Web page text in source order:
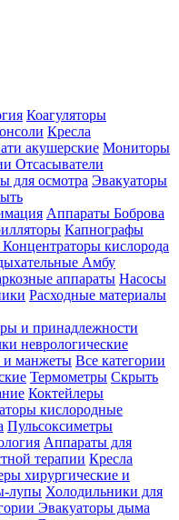
Коагуляторы
Кресла
акушерские Мониторы
Отсасыватели
для осмотра Эвакуаторы
Аппараты Боброва
Капнографы
Концентраторы кислорода
Амбу
аппараты Насосы
Расходные материалы
и принадлежности
неврологические
и манжеты Все категории
Термометры Скрыть
Коктейлеры
кислородные
Пульсоксиметры
Аппараты для
терапии Кресла
хирургические и
лупы Холодильники для
Эвакуаторы дыма